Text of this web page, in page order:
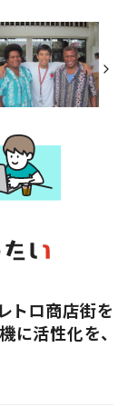
トロ商店街を
活性化を、